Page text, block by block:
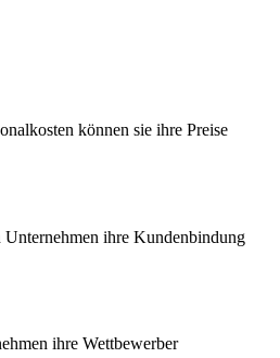
können sie ihre Preise
ihre Kundenbindung
ihre Wettbewerber